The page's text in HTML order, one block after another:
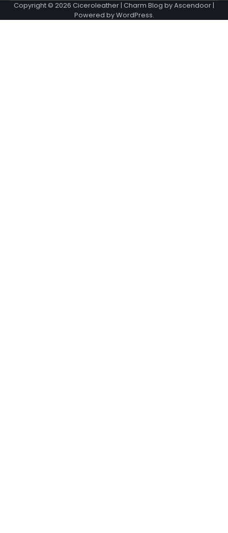
Copyright © 2026 Ciceroleather | Charm Blog byAscendoor |
Powered byWordPress.